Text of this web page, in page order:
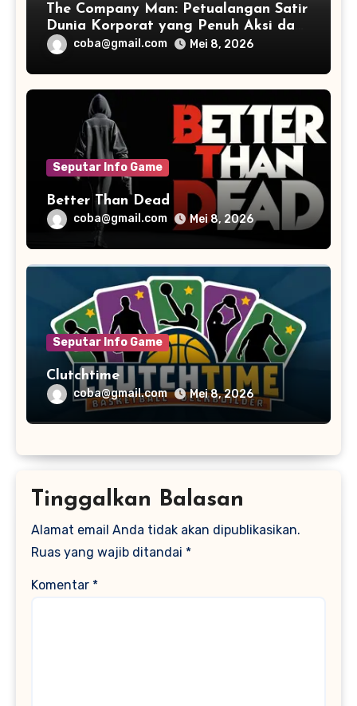
The Company Man: Petualangan Satir
Dunia Korporat yang Penuh Aksi dan
Humorcoba@gmail.com Mei 8, 2026
Seputar Info Game
Better Than Dead
coba@gmail.com Mei 8, 2026
Seputar Info Game
Clutchtime
coba@gmail.com Mei 8, 2026
Tinggalkan Balasan
Alamat email Anda tidak akan dipublikasikan.
Ruas yang wajib ditandai *
Komentar *